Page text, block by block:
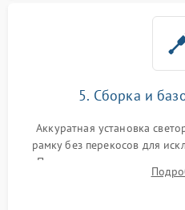
5. Сборка и
Аккуратная установка
рамку без перекосов для
Подключение внутренних
Сброс настроек и